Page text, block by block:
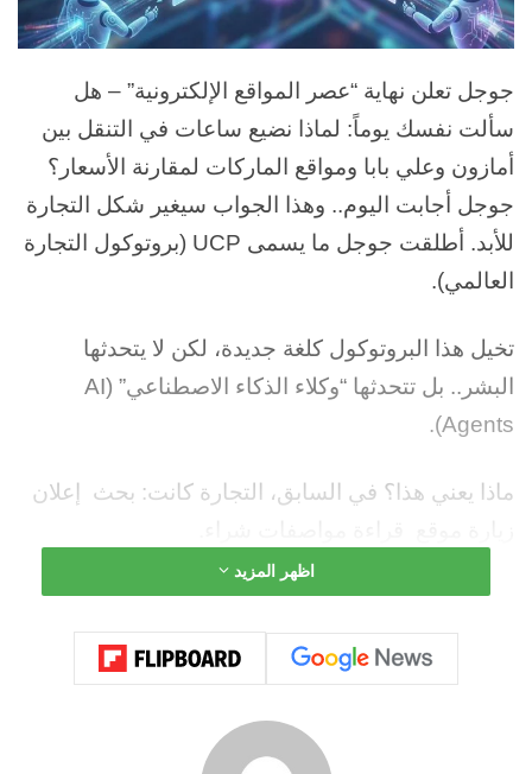
جوجل تعلن نهاية “عصر المواقع الإلكترونية” – هل
سألت نفسك يوماً: لماذا نضيع ساعات في التنقل بين
أمازون وعلي بابا ومواقع الماركات لمقارنة الأسعار؟
جوجل أجابت اليوم.. وهذا الجواب سيغير شكل التجارة
للأبد. أطلقت جوجل ما يسمى UCP (بروتوكول التجارة
العالمي).
تخيل هذا البروتوكول كلغة جديدة، لكن لا يتحدثها
البشر.. بل تتحدثها “وكلاء الذكاء الاصطناعي” (AI
Agents).
ماذا يعني هذا؟ في السابق، التجارة كانت: بحث
إعلان
اليوم، المعادلة أصبحت: نية (Intent)
وكيل ذكي
شراء.
اظهر المزيد